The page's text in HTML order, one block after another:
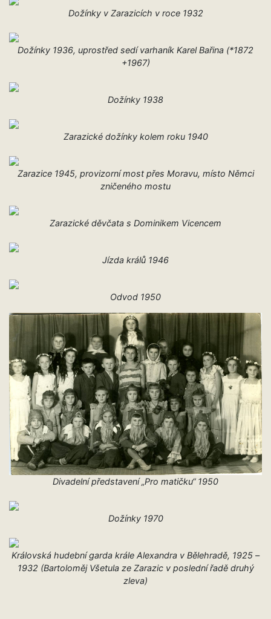
Dožínky v Zarazicích v roce 1932
Dožínky 1936, uprostřed sedí varhaník Karel Bařina (*1872
+1967)
Dožínky 1938
Zarazické dožínky kolem roku 1940
Zarazice 1945, provizorní most přes Moravu, místo Němci
zničeného mostu
Zarazické děvčata s Dominikem Vicencem
Jízda králů 1946
Odvod 1950
Divadelní představení „Pro matičku“ 1950
Dožínky 1970
Královská hudební garda krále Alexandra v Bělehradě, 1925 –
1932 (Bartoloměj Všetula ze Zarazic v poslední řadě druhý
zleva)